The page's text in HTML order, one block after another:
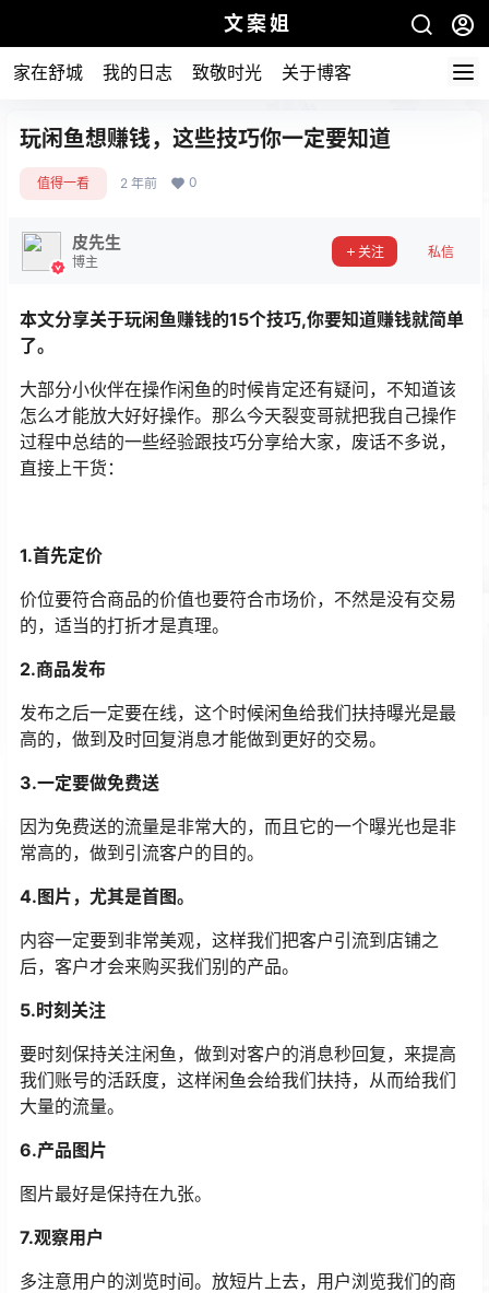
文案姐
家在舒城 我的日志 致敬时光 关于博客
玩闲鱼想赚钱，这些技巧你一定要知道
值得一看 2 年前 0
皮先生
博主
关注 私信
本文分享关于玩闲鱼赚钱的15个技巧,你要知道赚钱就简单
了。
大部分小伙伴在操作闲鱼的时候肯定还有疑问，不知道该
怎么才能放大好好操作。那么今天裂变哥就把我自己操作
过程中总结的一些经验跟技巧分享给大家，废话不多说，
直接上干货：
1.首先定价
价位要符合商品的价值也要符合市场价，不然是没有交易
的，适当的打折才是真理。
2.商品发布
发布之后一定要在线，这个时候闲鱼给我们扶持曝光是最
高的，做到及时回复消息才能做到更好的交易。
3.一定要做免费送
因为免费送的流量是非常大的，而且它的一个曝光也是非
常高的，做到引流客户的目的。
4.图片，尤其是首图。
内容一定要到非常美观，这样我们把客户引流到店铺之
后，客户才会来购买我们别的产品。
5.时刻关注
要时刻保持关注闲鱼，做到对客户的消息秒回复，来提高
我们账号的活跃度，这样闲鱼会给我们扶持，从而给我们
大量的流量。
6.产品图片
图片最好是保持在九张。
7.观察用户
多注意用户的浏览时间。放短片上去，用户浏览我们的商